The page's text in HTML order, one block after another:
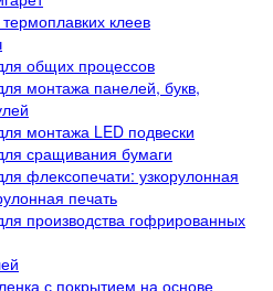
клеев
общих процессов
монтажа панелей, букв,
монтажа LED подвески
сращивания бумаги
флексопечати: узкорулонная
печать
производства гофрированных
с покрытием на основе